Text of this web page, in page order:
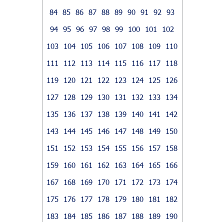
84 85 86 87 88 89 90 91 92
93
94 95 96 97 98 99 100 101
102
103
104 105 106 107 108 109
110
111
112 113 114 115 116 117
118
119
120 121 122 123 124 125
126
127
128 129 130 131 132 133
134
135
136 137 138 139 140 141
142
143
144 145 146 147 148 149
150
151
152 153 154 155 156 157
158
159
160 161 162 163 164 165
166
167
168 169 170 171 172 173
174
175
176 177 178 179 180 181
182
183
184 185 186 187 188 189
190